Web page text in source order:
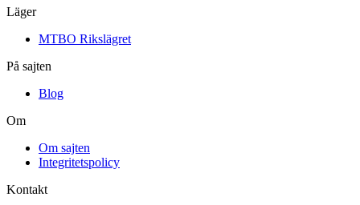
Läger
MTBO Rikslägret
På sajten
Blog
Om
Om sajten
Integritetspolicy
Kontakt